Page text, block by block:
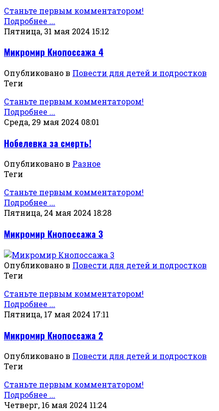
Станьте первым комментатором!
Подробнее ...
Пятница, 31 мая 2024 15:12
Микромир Кнопоссажа 4
Опубликовано в Повести для детей и подростков
Теги
Станьте первым комментатором!
Подробнее ...
Среда, 29 мая 2024 08:01
Нобелевка за смерть!
Опубликовано в Разное
Теги
Станьте первым комментатором!
Подробнее ...
Пятница, 24 мая 2024 18:28
Микромир Кнопоссажа 3
Опубликовано в Повести для детей и подростков
Теги
Станьте первым комментатором!
Подробнее ...
Пятница, 17 мая 2024 17:11
Микромир Кнопоссажа 2
Опубликовано в Повести для детей и подростков
Теги
Станьте первым комментатором!
Подробнее ...
Четверг, 16 мая 2024 11:24